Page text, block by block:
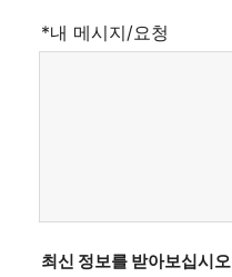
*내 메시지/요청
최신 정보를 받아보십시오